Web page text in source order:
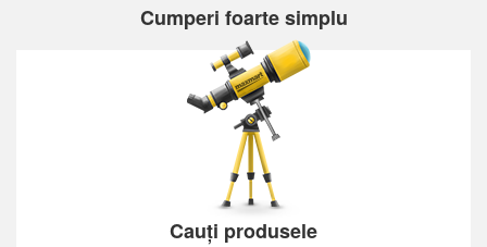
Cumperi foarte simplu
Cauți produsele